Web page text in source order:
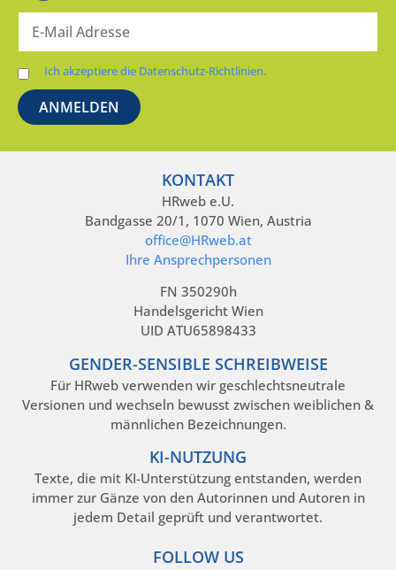
Ich akzeptiere die Datenschutz-Richtlinien.
KONTAKT
HRweb e.U.
Bandgasse 20/1, 1070 Wien, Austria
office@HRweb.at
Ihre Ansprechpersonen
FN 350290h
Handelsgericht Wien
UID ATU65898433
GENDER-SENSIBLE SCHREIBWEISE
Für HRweb verwenden wir geschlechtsneutrale
Versionen und wechseln bewusst zwischen weiblichen &
männlichen Bezeichnungen.
KI-NUTZUNG
Texte, die mit KI-Unterstützung entstanden, werden
immer zur Gänze von den Autorinnen und Autoren in
jedem Detail geprüft und verantwortet.
FOLLOW US